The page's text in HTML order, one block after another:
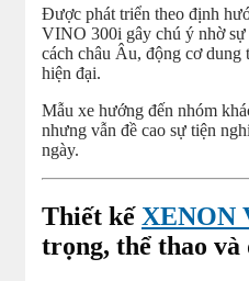
Được phát triển theo định
VINO 300i gây chú ý nhờ
cách châu Âu, động cơ dung
hiện đại.
Mẫu xe hướng đến nhóm
nhưng vẫn đề cao sự tiện
ngày.
Thiết kế XENON
trọng, thể thao và